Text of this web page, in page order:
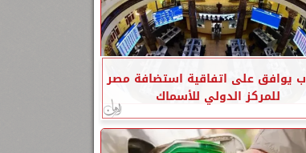
يوافق على اتفاقية استضافة مصر
للمركز الدولي للأسماك